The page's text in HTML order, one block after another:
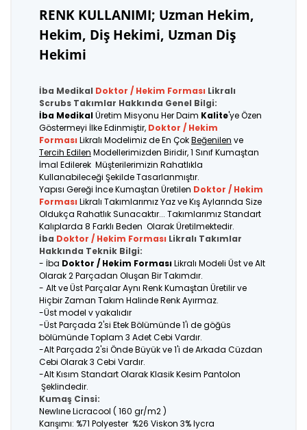
RENK KULLANIMI; Uzman Hekim,
Hekim, Diş Hekimi, Uzman Diş
Hekimi
İba Medikal Doktor / Hekim Forması Likralı
Scrubs Takımlar Hakkında Genel Bilgi:
İba MedikalÜretim Misyonu Her Daim Kalite'ye Özen
Göstermeyi İlke Edinmiştir, Doktor / Hekim
Forması Likralı Modelimiz de En ÇokBeğenilen ve
Tercih Edilen Modellerimizden Biridir, 1 Sınıf Kumaştan
İmal Edilerek Müşterilerimizin Rahatlıkla
Kullanabileceği Şekilde Tasarlanmıştır.
Yapısı Gereği İnce Kumaştan Üretilen Doktor / Hekim
Forması Likralı Takımlarımız Yaz ve Kış Aylarında Size
Oldukça Rahatlık Sunacaktır... Takımlarımız Standart
Kalıplarda 8 Farklı Beden Olarak Üretilmektedir.
İba Doktor / Hekim Forması Likralı Takımlar
Hakkında Teknik Bilgi:
- İba Doktor / Hekim FormasıLikralı Modeli Üst ve Alt
Olarak 2 Parçadan Oluşan Bir Takımdır.
- Alt ve Üst Parçalar Aynı Renk Kumaştan Üretilir ve
Hiçbir Zaman Takım Halinde Renk Ayırmaz.
-Üst model v yakalıdır
-Üst Parçada 2'si Etek Bölümünde 1'i de göğüs
bölümünde Toplam 3 Adet Cebi Vardır.
-Alt Parçada 2'si Önde Büyük ve 1'i de Arkada Cüzdan
Cebi Olarak 3 Cebi Vardır.
-Alt Kısım Standart Olarak Klasik Kesim Pantolon
Şeklindedir.
Kumaş Cinsi:
Newlıne Licracool ( 160 gr/m2 )
Karışımı: %71 Polyester %26 Viskon 3% lycra